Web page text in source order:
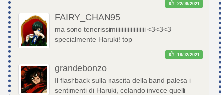
22/06/2021
FAIRY_CHAN95
ma sono tenerissimiiiiiiiiiiiiiiiiiiii <3<3<3
specialmente Haruki! top
19/02/2021
grandebonzo
Il flashback sulla nascita della band palesa i
sentimenti di Haruki, celando invece quelli